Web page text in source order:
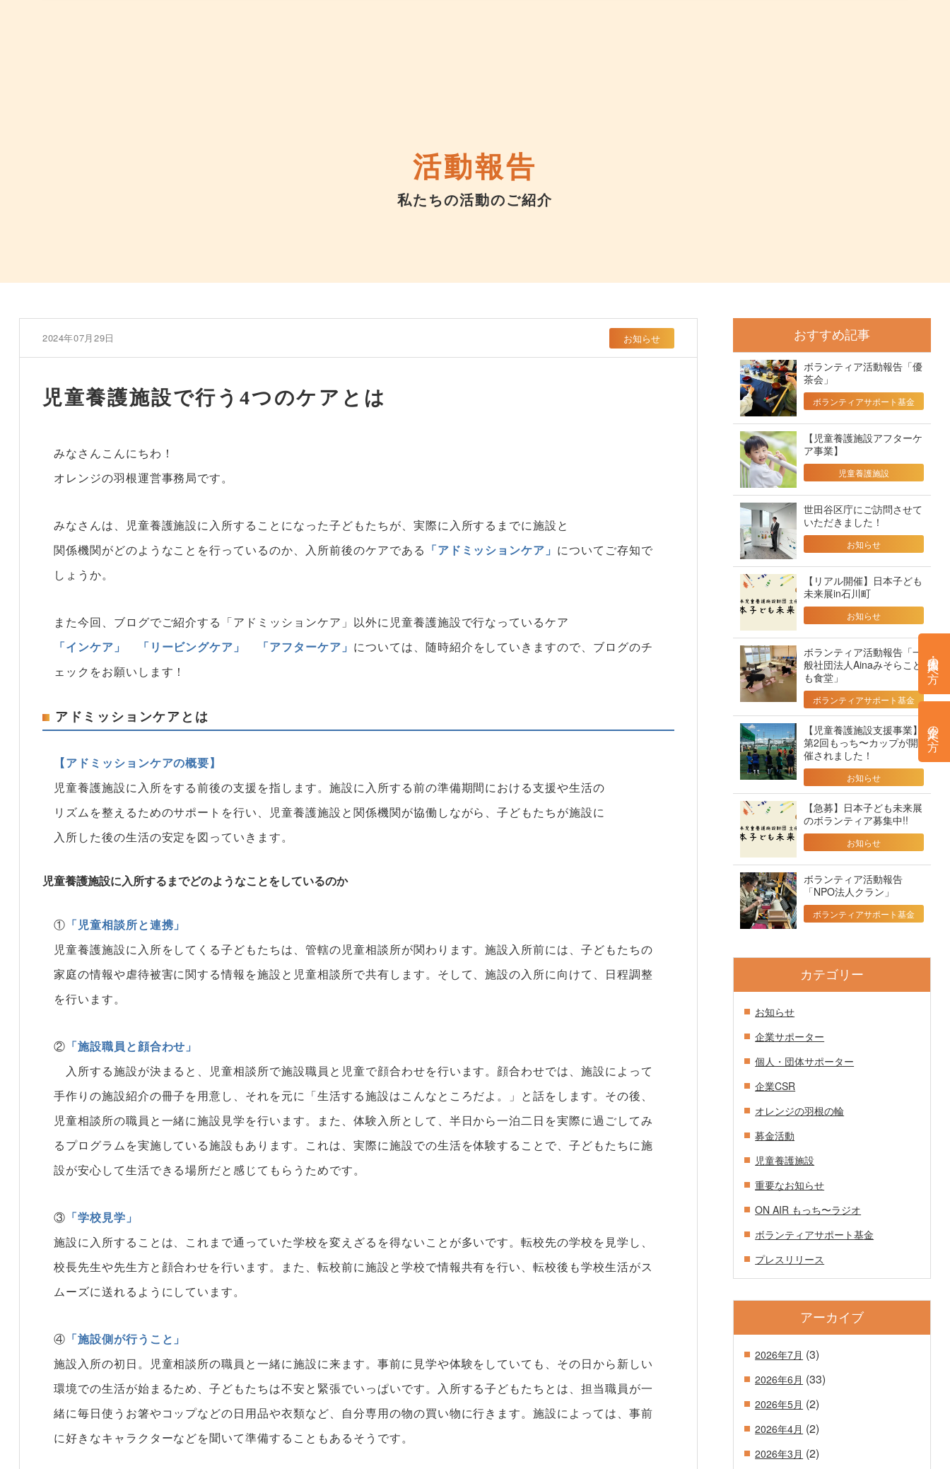
個人・団体の方へ
企業の方へ
活動報告
私たちの活動のご紹介
2024年07月29日 お知らせ
児童養護施設で行う4つのケアとは
みなさんこんにちわ！
オレンジの羽根運営事務局です。
みなさんは、児童養護施設に入所することになった子どもたちが、実際に入所するまでに施設と
関係機関がどのようなことを行っているのか、入所前後のケアである 「アドミッションケア」 についてご存知で
しょうか。
また今回、ブログでご紹介する「アドミッションケア」以外に児童養護施設で行なっているケア
「インケア」
「リービングケア」 「アフターケア」 については、随時紹介をしていきますので、ブログのチ
ェックをお願いします！
アドミッションケアとは
【アドミッションケアの概要】
児童養護施設に入所をする前後の支援を指します。施設に入所する前の準備期間における支援や生活の
リズムを整えるためのサポートを行い、児童養護施設と関係機関が協働しながら、子どもたちが施設に
入所した後の生活の安定を図っていきます。
児童養護施設に入所するまでどのようなことをしているのか
① 「児童相談所と連携」
児童養護施設に入所をしてくる子どもたちは、管轄の児童相談所が関わります。施設入所前には、子どもたちの
家庭の情報や虐待被害に関する情報を施設と児童相談所で共有します。そして、施設の入所に向けて、日程調整
を行います。
② 「施設職員と顔合わせ」
入所する施設が決まると、児童相談所で施設職員と児童で顔合わせを行います。顔合わせでは、施設によって
手作りの施設紹介の冊子を用意し、それを元に「生活する施設はこんなところだよ。」と話をします。その後、
児童相談所の職員と一緒に施設見学を行います。また、体験入所として、半日から一泊二日を実際に過ごしてみ
るプログラムを実施している施設もあります。これは、実際に施設での生活を体験することで、子どもたちに施
設が安心して生活できる場所だと感じてもらうためです。
③ 「学校見学」
施設に入所することは、これまで通っていた学校を変えざるを得ないことが多いです。転校先の学校を見学し、
校長先生や先生方と顔合わせを行います。また、転校前に施設と学校で情報共有を行い、転校後も学校生活がス
ムーズに送れるようにしています。
④ 「施設側が行うこと」
施設入所の初日。児童相談所の職員と一緒に施設に来ます。事前に見学や体験をしていても、その日から新しい
環境での生活が始まるため、子どもたちは不安と緊張でいっぱいです。入所する子どもたちとは、担当職員が一
緒に毎日使うお箸やコップなどの日用品や衣類など、自分専用の物の買い物に行きます。施設によっては、事前
に好きなキャラクターなどを聞いて準備することもあるそうです。
おすすめ記事
ボランティア活動報告「優
茶会」
ボランティアサポート基金
【児童養護施設アフターケ
ア事業】
児童養護施設
世田谷区庁にご訪問させて
いただきました！
お知らせ
【リアル開催】日本子ども
未来展in石川町
お知らせ
ボランティア活動報告「一
般社団法人Ainaみそらこど
も食堂」
ボランティアサポート基金
【児童養護施設支援事業】
第2回もっち〜カップが開
催されました！
お知らせ
【急募】日本子ども未来展
のボランティア募集中!!
お知らせ
ボランティア活動報告
「NPO法人クラン」
ボランティアサポート基金
カテゴリー
お知らせ
企業サポーター
個人・団体サポーター
企業CSR
オレンジの羽根の輪
募金活動
児童養護施設
重要なお知らせ
ON AIR もっち〜ラジオ
ボランティアサポート基金
プレスリリース
アーカイブ
2026年7月 (3)
2026年6月 (33)
2026年5月 (2)
2026年4月 (2)
2026年3月 (2)